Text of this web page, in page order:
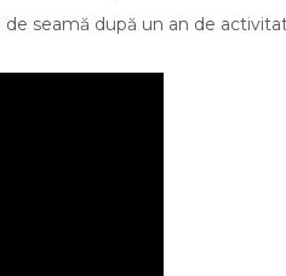
seamă după un an de